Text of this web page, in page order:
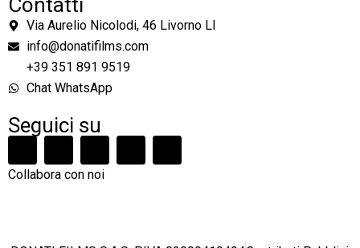
Contatti
Via Aurelio Nicolodi, 46 Livorno LI
info@donatifilms.com
+39 351 891 9519
Chat WhatsApp
Seguici su
Collabora con noi